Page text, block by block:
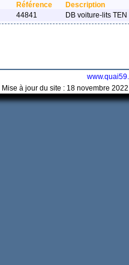
Référence
Description
44841 DB voiture-lits TEN
Mise à jour du site : 18 novembre